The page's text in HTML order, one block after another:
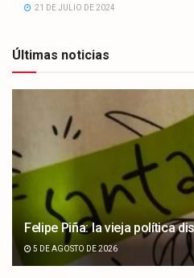
21 DE JULIO DE 2024
Últimas noticias
Felipe Piña: la vieja política
5 DE AGOSTO DE 2026